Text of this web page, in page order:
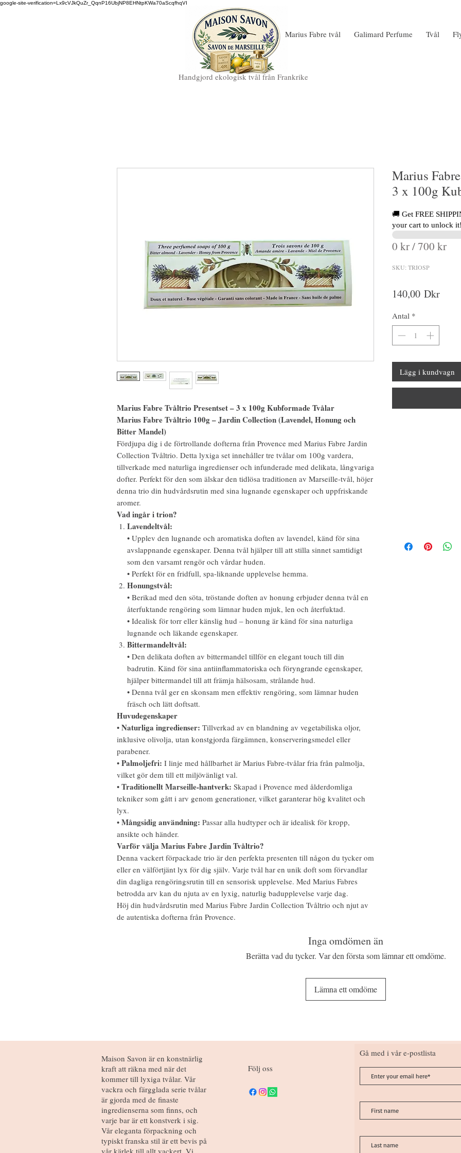
google-site-verification=Lx9cVJkQuZr_QqnP16UbjNP8EHNtpKWa70aScqfhqVI
Marius Fabre tvål Galimard Perfume Tvål
Handgjord ekologisk tvål från Frankrike
Marius Fabre Tvåltrio Presentset – 3 x 100g Kubformade Tvålar
Marius Fabre Tvåltrio 100g – Jardin Collection (Lavendel, Honung och
Bitter Mandel)
Fördjupa dig i de förtrollande dofterna från Provence med Marius Fabre Jardin
Collection Tvåltrio. Detta lyxiga set innehåller tre tvålar om 100g vardera,
tillverkade med naturliga ingredienser och infunderade med delikata, långvariga
dofter. Perfekt för den som älskar den tidlösa traditionen av Marseille-tvål, höjer
denna trio din hudvårdsrutin med sina lugnande egenskaper och uppfriskande
aromer.
Vad ingår i trion?
Lavendeltvål:
• Upplev den lugnande och aromatiska doften av lavendel, känd för sina
avslappnande egenskaper. Denna tvål hjälper till att stilla sinnet samtidigt
som den varsamt rengör och vårdar huden.
• Perfekt för en fridfull, spa-liknande upplevelse hemma.
Honungstvål:
• Berikad med den söta, tröstande doften av honung erbjuder denna tvål en
återfuktande rengöring som lämnar huden mjuk, len och återfuktad.
• Idealisk för torr eller känslig hud – honung är känd för sina naturliga
lugnande och läkande egenskaper.
Bittermandeltvål:
• Den delikata doften av bittermandel tillför en elegant touch till din
badrutin. Känd för sina antiinflammatoriska och föryngrande egenskaper,
hjälper bittermandel till att främja hälsosam, strålande hud.
• Denna tvål ger en skonsam men effektiv rengöring, som lämnar huden
fräsch och lätt doftsatt.
Huvudegenskaper
• Naturliga ingredienser: Tillverkad av en blandning av vegetabiliska oljor,
inklusive olivolja, utan konstgjorda färgämnen, konserveringsmedel eller
parabener.
• Palmoljefri: I linje med hållbarhet är Marius Fabre-tvålar fria från palmolja,
vilket gör dem till ett miljövänligt val.
• Traditionellt Marseille-hantverk: Skapad i Provence med ålderdomliga
tekniker som gått i arv genom generationer, vilket garanterar hög kvalitet och
lyx.
• Mångsidig användning: Passar alla hudtyper och är idealisk för kropp,
ansikte och händer.
Varför välja Marius Fabre Jardin Tvåltrio?
Denna vackert förpackade trio är den perfekta presenten till någon du tycker om
eller en välförtjänt lyx för dig själv. Varje tvål har en unik doft som förvandlar
din dagliga rengöringsrutin till en sensorisk upplevelse. Med Marius Fabres
betrodda arv kan du njuta av en lyxig, naturlig badupplevelse varje dag.
Höj din hudvårdsrutin med Marius Fabre Jardin Collection Tvåltrio och njut av
de autentiska dofterna från Provence.
Marius
3 x 100g
🚚 Get FREE
your cart to unlock it!
0 kr / 700 kr
SKU: TRIOSP
140,00 DkrPris
Antal *
Lägg i kundvagn
Inga omdömen än
Berätta vad du tycker. Var den första som lämnar ett omdöme.
Lämna ett omdöme
Maison Savon är en konstnärlig
kraft att räkna med när det
kommer till lyxiga tvålar. Vår
vackra och färgglada serie tvålar
är gjorda med de finaste
ingredienserna som finns, och
varje bar är ett konstverk i sig.
Vår eleganta förpackning och
typiskt franska stil är ett bevis på
Följ oss
Gå med i vår e-postlista